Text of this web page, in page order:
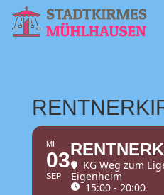
MI
03
SEP
KG Weg zum
Eigenheim
15:00 - 20:00